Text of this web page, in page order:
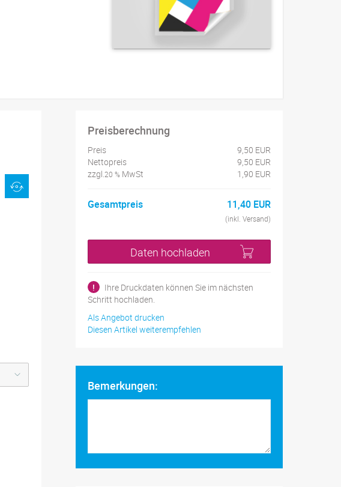
Preisberechnung
Preis
9,50 EUR
Nettopreis
9,50 EUR
zzgl.20 % MwSt 1,90 EUR
Gesamtpreis 11,40 EUR
(inkl. Versand)
Daten hochladen
!
Ihre Druckdaten können Sie im nächsten
Schritt hochladen.
Als Angebot drucken
Diesen Artikel weiterempfehlen
Bemerkungen: